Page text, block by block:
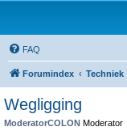
FAQ
Forumindex Techniek
Wegligging
ModeratorCOLON Moderator